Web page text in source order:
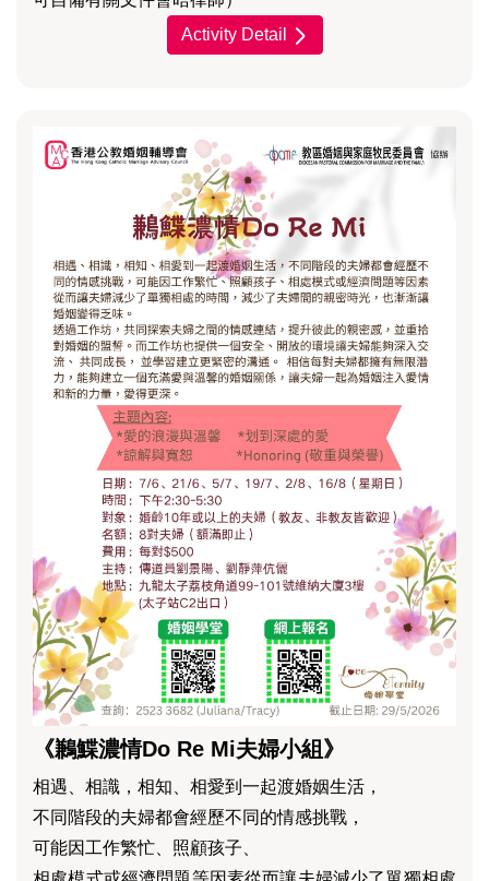
Activity Detail
《鶼鰈濃情Do Re Mi夫婦小組》
相遇、相識，相知、相愛到一起渡婚姻生活，
不同階段的夫婦都會經歷不同的情感挑戰，
可能因工作繁忙、照顧孩子、